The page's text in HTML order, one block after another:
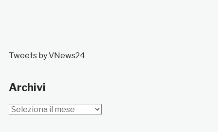
Tweets by VNews24
Archivi
Archivi